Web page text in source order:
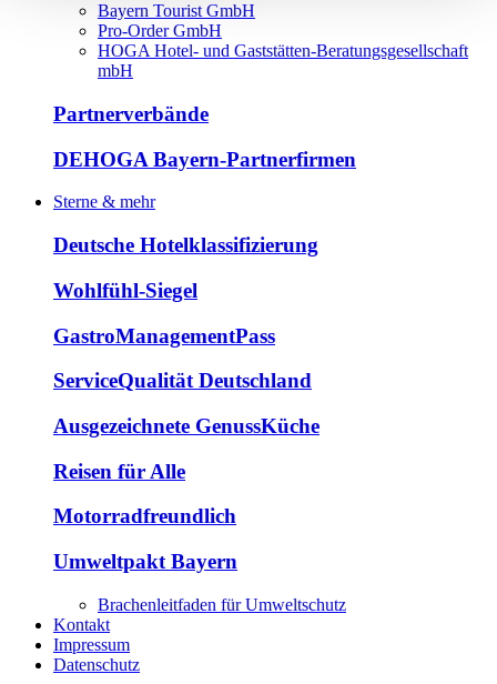
Bayern Tourist GmbH
Pro-Order GmbH
HOGA Hotel- und Gaststätten-Beratungsgesellschaft
mbH
Partnerverbände
DEHOGA Bayern-Partnerfirmen
Sterne & mehr
Deutsche Hotelklassifizierung
Wohlfühl-Siegel
GastroManagementPass
ServiceQualität Deutschland
Ausgezeichnete GenussKüche
Reisen für Alle
Motorradfreundlich
Umweltpakt Bayern
Brachenleitfaden für Umweltschutz
Kontakt
Impressum
Datenschutz